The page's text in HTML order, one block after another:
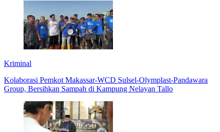
Kriminal
Kolaborasi Pemkot Makassar-WCD Sulsel-Olymplast-Pandawara
Group, Bersihkan Sampah di Kampung Nelayan Tallo